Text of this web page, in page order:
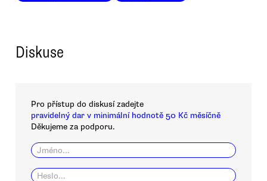
Diskuse
Pro přístup do diskusí zadejte
pravidelný dar v minimální hodnotě 50 Kč měsíčně
Děkujeme za podporu.